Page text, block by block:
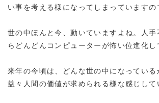
い事を考える様になってしまっていますの
世の中ほんと今、動いていますよね。人
らどんどんコンピューターが怖い位進化し
来年の今頃は、どんな世の中になっている
益々人間の価値が求められる様な感じして